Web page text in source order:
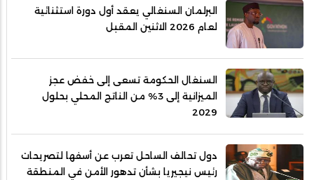
البرلمان السنغالي يعقد أول دورة استثنائية
لعام 2026 الاثنين المقبل
السنغال الحكومة تسعى إلى خفض عجز
الميزانية إلى 3% من الناتج المحلي بحلول
2029
دول تحالف الساحل تعرب عن أسفها لتصريحات
رئيس نيجيريا بشأن تدهور الأمن في المنطقة